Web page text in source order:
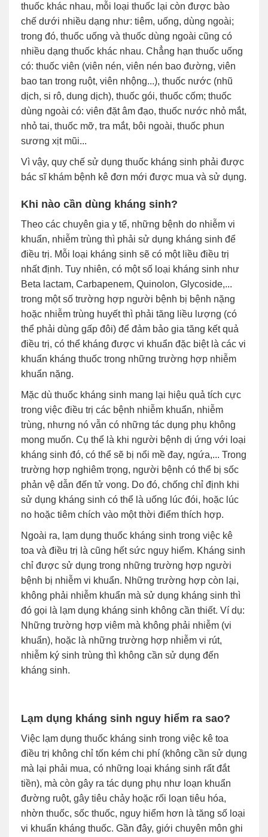
thuốc khác nhau, mỗi loại thuốc lại còn được bào
chế dưới nhiều dạng như: tiêm, uống, dùng ngoài;
trong đó, thuốc uống và thuốc dùng ngoài cũng có
nhiều dạng thuốc khác nhau. Chẳng hạn thuốc uống
có: thuốc viên (viên nén, viên nén bao đường, viên
bao tan trong ruột, viên nhộng...), thuốc nước (nhũ
dịch, si rô, dung dịch), thuốc gói, thuốc cốm; thuốc
dùng ngoài có: viên đặt âm đạo, thuốc nước nhỏ mắt,
nhỏ tai, thuốc mỡ, tra mắt, bôi ngoài, thuốc phun
sương xịt mũi...
Vì vậy, quy chế sử dụng thuốc kháng sinh phải được
bác sĩ khám bệnh kê đơn mới được mua và sử dụng.
Khi nào cần dùng kháng sinh?
Theo các chuyên gia y tế, những bệnh do nhiễm vi
khuẩn, nhiễm trùng thì phải sử dụng kháng sinh để
điều trị. Mỗi loại kháng sinh sẽ có một liều điều trị
nhất định. Tuy nhiên, có một số loại kháng sinh như
Beta lactam, Carbapenem, Quinolon, Glycoside,...
trong một số trường hợp người bệnh bị bệnh nặng
hoặc nhiễm trùng huyết thì phải tăng liều lượng (có
thể phải dùng gấp đôi) để đảm bảo gia tăng kết quả
điều trị, có thể kháng được vi khuẩn đặc biệt là các vi
khuẩn kháng thuốc trong những trường hợp nhiễm
khuẩn nặng.
Mặc dù thuốc kháng sinh mang lại hiệu quả tích cực
trong việc điều trị các bệnh nhiễm khuẩn, nhiễm
trùng, nhưng nó vẫn có những tác dụng phụ không
mong muốn. Cụ thể là khi người bệnh dị ứng với loại
kháng sinh đó, có thể sẽ bị nổi mề đay, ngứa,... Trong
trường hợp nghiêm trọng, người bệnh có thể bị sốc
phản vệ dẫn đến tử vong. Do đó, chống chỉ định khi
sử dụng kháng sinh có thể là uống lúc đói, hoặc lúc
no hoặc tiêm chích vào một thời điểm thích hợp.
Ngoài ra, lạm dụng thuốc kháng sinh trong việc kê
toa và điều trị là cũng hết sức nguy hiểm. Kháng sinh
chỉ được sử dụng trong những trường hợp người
bệnh bị nhiễm vi khuẩn. Những trường hợp còn lại,
không phải nhiễm khuẩn mà sử dụng kháng sinh thì
đó gọi là lạm dụng kháng sinh không cần thiết. Ví dụ:
Những trường hợp viêm mà không phải nhiễm (vi
khuẩn), hoặc là những trường hợp nhiễm vi rút,
nhiễm ký sinh trùng thì không cần sử dụng đến
kháng sinh.
Lạm dụng kháng sinh nguy hiểm ra sao?
Việc lạm dụng thuốc kháng sinh trong việc kê toa
điều trị không chỉ tốn kém chi phí (không cần sử dụng
mà lại phải mua, có những loại kháng sinh rất đắt
tiền), mà còn gây ra tác dụng phụ như loạn khuẩn
đường ruột, gây tiêu chảy hoặc rối loạn tiêu hóa,
nhờn thuốc, sốc thuốc, nguy hiểm hơn là tăng số loại
vi khuẩn kháng thuốc. Gần đây, giới chuyên môn ghi